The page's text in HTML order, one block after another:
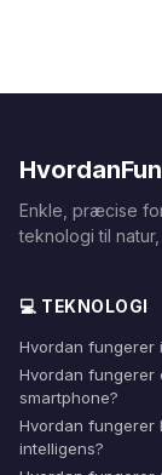
Enkle, præcise
teknologi til
💻 TEKNOLOGI
Hvordan fungerer
Hvordan fungerer
smartphone?
Hvordan fungerer
intelligens?